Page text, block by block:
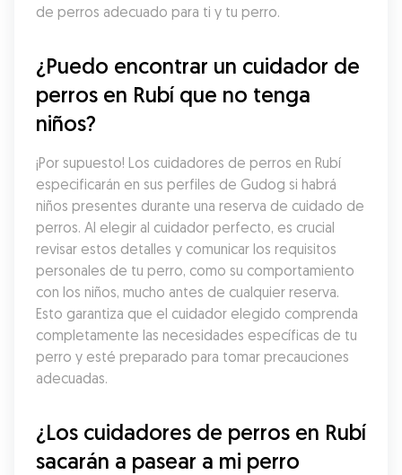
de perros adecuado para ti y tu perro.
¿Puedo encontrar un cuidador de
perros en Rubí que no tenga
niños?
¡Por supuesto! Los cuidadores de perros en Rubí
especificarán en sus perfiles de Gudog si habrá
niños presentes durante una reserva de cuidado de
perros. Al elegir al cuidador perfecto, es crucial
revisar estos detalles y comunicar los requisitos
personales de tu perro, como su comportamiento
con los niños, mucho antes de cualquier reserva.
Esto garantiza que el cuidador elegido comprenda
completamente las necesidades específicas de tu
perro y esté preparado para tomar precauciones
adecuadas.
¿Los cuidadores de perros en Rubí
sacarán a pasear a mi perro